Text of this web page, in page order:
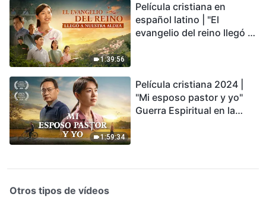
conmovedor
1:39:56
Película cristiana en
español latino | "El
evangelio del reino llegó a
1:59:34
Película cristiana 2024 |
"Mi esposo pastor y yo"
Guerra Espiritual en la
Otros tipos de vídeos